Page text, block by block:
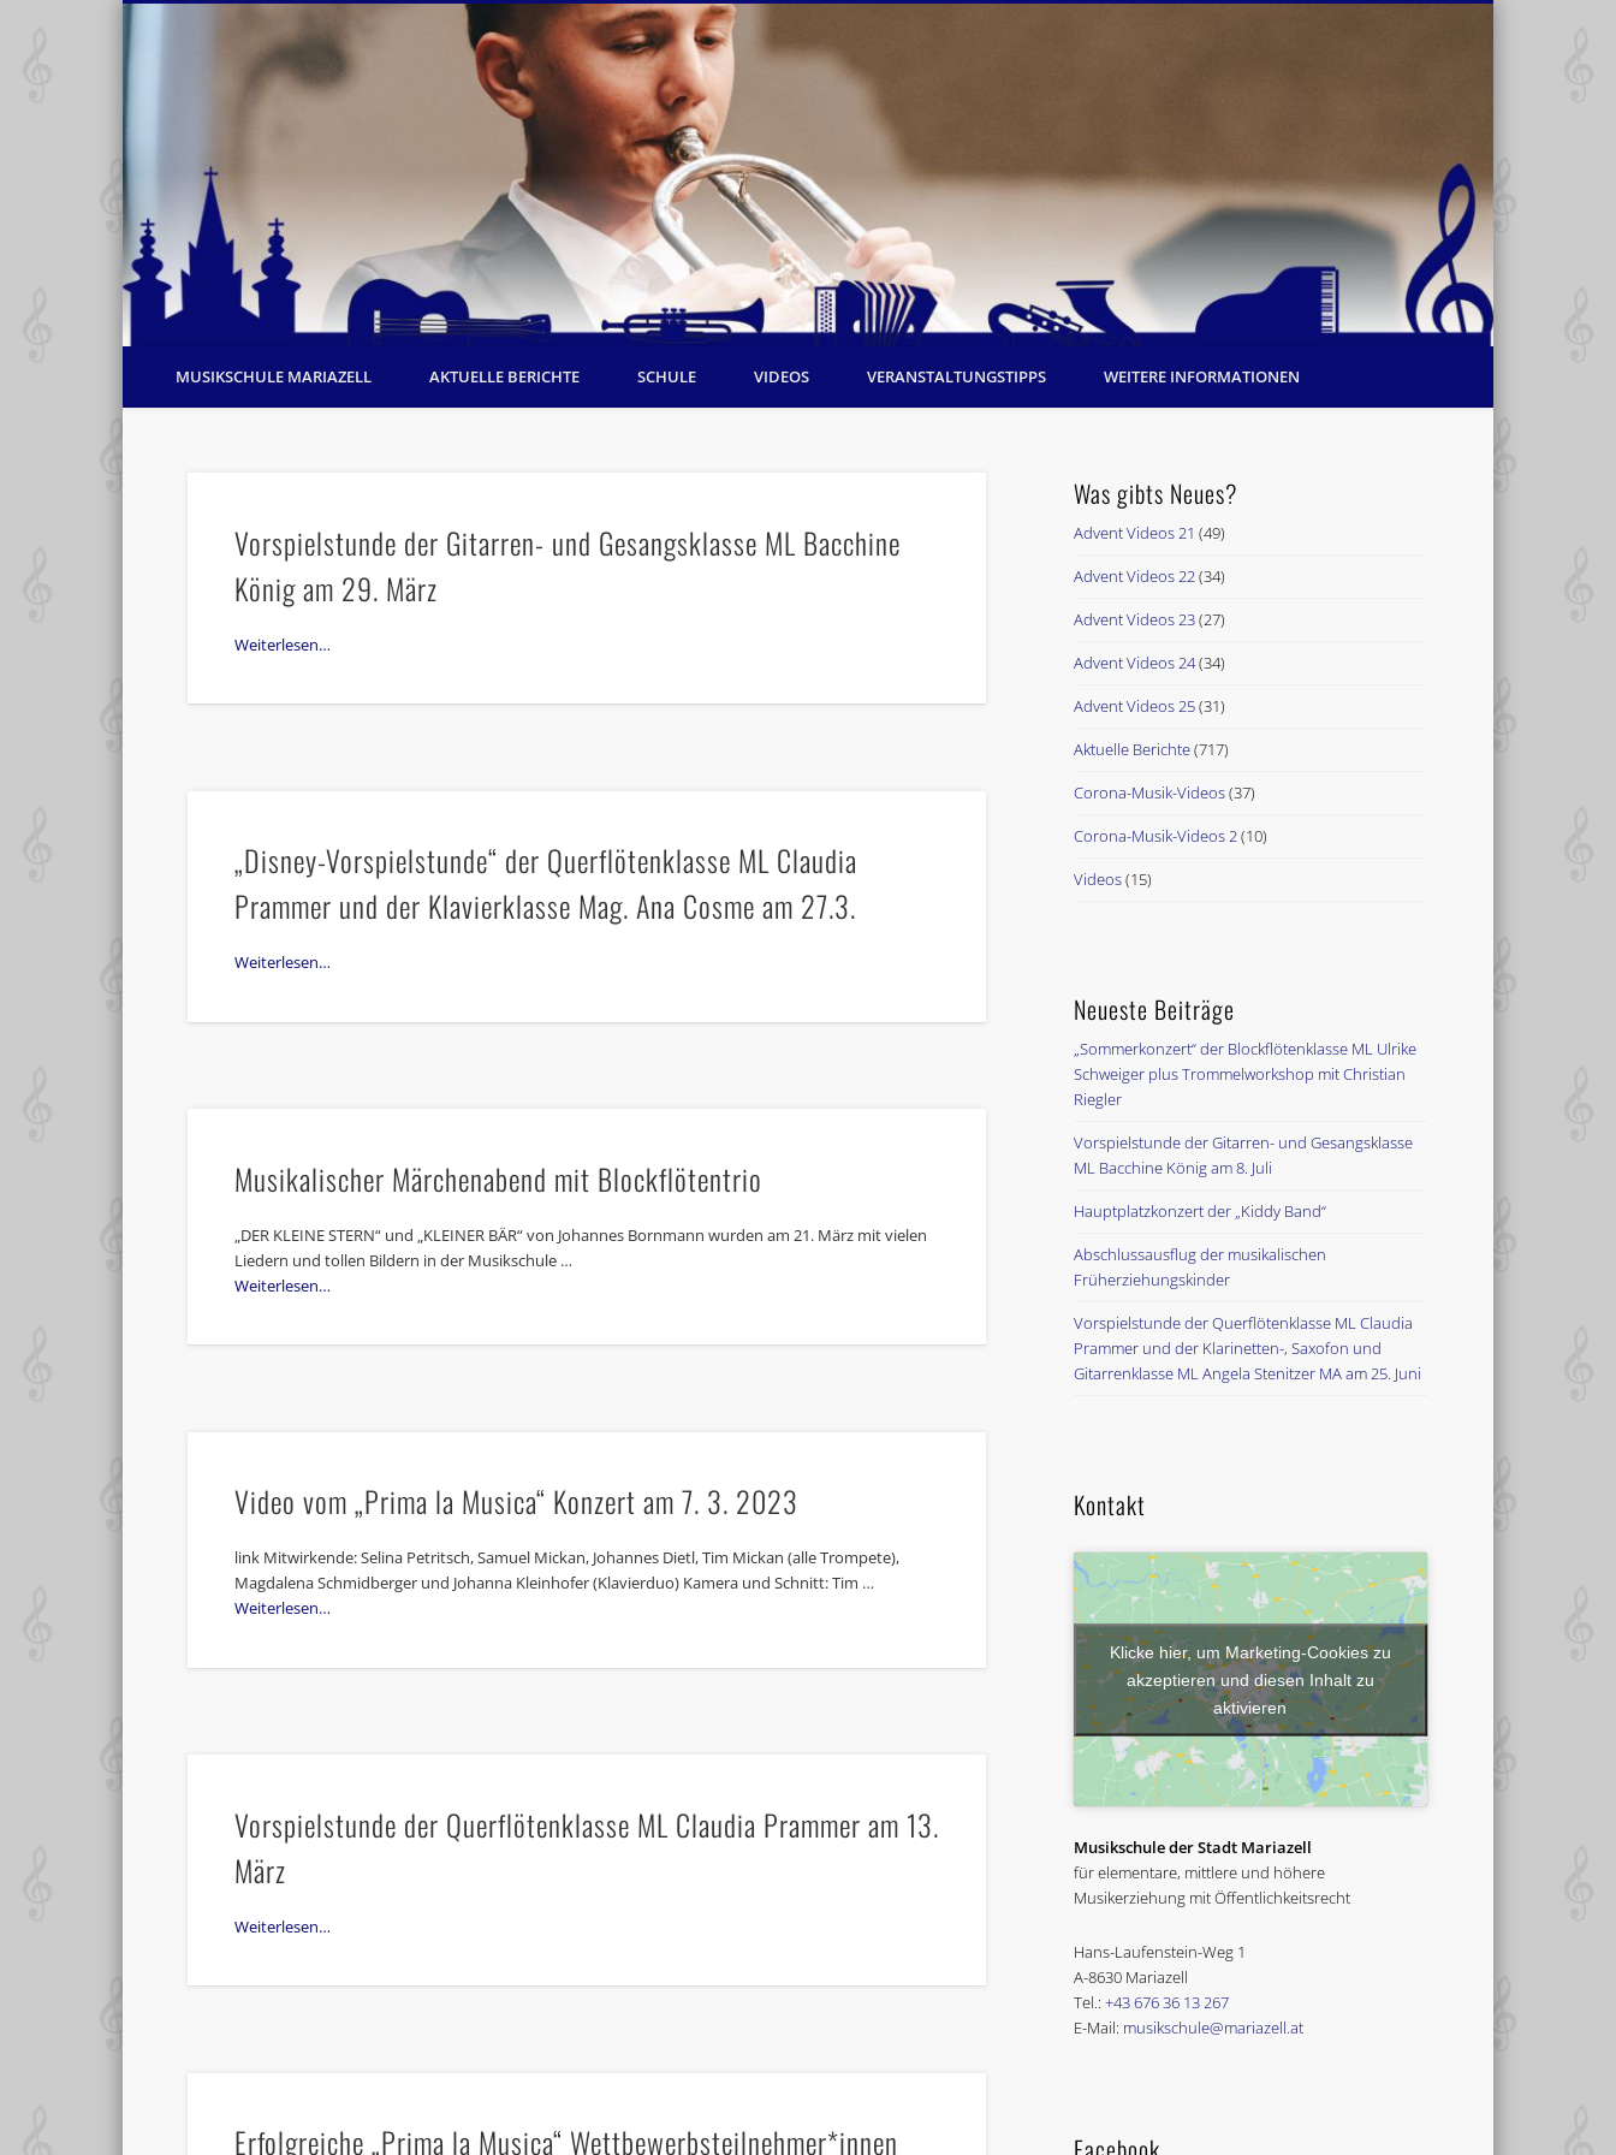
MUSIKSCHULE MARIAZELL AKTUELLE BERICHTE SCHULE VIDEOS VERANSTALTUNGSTIPPS WEITERE INFORMATIONEN
Vorspielstunde der Gitarren- und Gesangsklasse ML Bacchine
König am 29. März
Weiterlesen…
„Disney-Vorspielstunde“ der Querflötenklasse ML Claudia
Prammer und der Klavierklasse Mag. Ana Cosme am 27.3.
Weiterlesen…
Musikalischer Märchenabend mit Blockflötentrio
„DER KLEINE STERN“ und „KLEINER BÄR“ von Johannes Bornmann wurden am 21. März mit vielen
Liedern und tollen Bildern in der Musikschule …
Weiterlesen…
Video vom „Prima la Musica“ Konzert am 7. 3. 2023
link Mitwirkende: Selina Petritsch, Samuel Mickan, Johannes Dietl, Tim Mickan (alle Trompete),
Magdalena Schmidberger und Johanna Kleinhofer (Klavierduo) Kamera und Schnitt: Tim …
Weiterlesen…
Vorspielstunde der Querflötenklasse ML Claudia Prammer am 13.
März
Weiterlesen…
Erfolgreiche „Prima la Musica“ Wettbewerbsteilnehmer*innen
Was gibts Neues?
Advent Videos 21 (49)
Advent Videos 22(34)
Advent Videos 23(27)
Advent Videos 24(34)
Advent Videos 25(31)
Aktuelle Berichte(717)
Corona-Musik-Videos(37)
Corona-Musik-Videos 2(10)
Videos(15)
Neueste Beiträge
„Sommerkonzert“ der Blockflötenklasse ML Ulrike
Schweiger plus Trommelworkshop mit Christian
Riegler
Vorspielstunde der Gitarren- und Gesangsklasse
ML Bacchine König am 8. Juli
Hauptplatzkonzert der „Kiddy Band“
Abschlussausflug der musikalischen
Früherziehungskinder
Vorspielstunde der Querflötenklasse ML Claudia
Prammer und der Klarinetten-, Saxofon und
Gitarrenklasse ML Angela Stenitzer MA am 25. Juni
Kontakt
Klicke hier, um Marketing-Cookies zu
akzeptieren und diesen Inhalt zu
aktivieren
Musikschule der Stadt Mariazell
für elementare, mittlere und höhere
Musikerziehung mit Öffentlichkeitsrecht
Hans-Laufenstein-Weg 1
A-8630 Mariazell
Tel.: +43 676 36 13 267
E-Mail: musikschule@mariazell.at